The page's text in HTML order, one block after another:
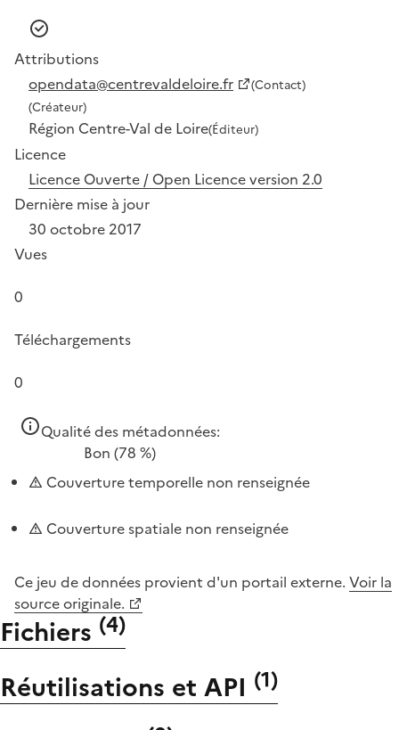
Attributions
opendata@centrevaldeloire.fr
(Contact)
(Créateur)
Région Centre-Val de Loire(Éditeur)
Licence
Licence Ouverte / Open Licence version 2.0
Dernière mise à jour
30 octobre 2017
Vues
0
Téléchargements
0
Qualité des métadonnées:
Bon (78 %)
Couverture temporelle non renseignée
Couverture spatiale non renseignée
Ce jeu de données provient d'un portail externe. Voir la
source originale.
Fichiers (4)
Réutilisations et API (1)